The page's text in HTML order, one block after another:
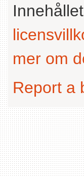
mer om
Report a